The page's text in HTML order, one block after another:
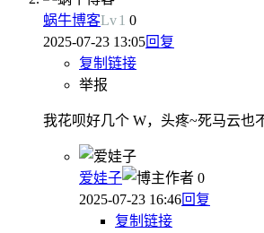
蜗牛博客Lv1 0
2025-07-23 13:05回复
复制链接
举报
我花呗好几个 W，头疼~死马云也
爱娃子 作者 0
2025-07-23 16:46回复
复制链接